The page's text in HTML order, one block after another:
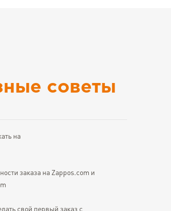
советы
на
заказа на Zappos.com и